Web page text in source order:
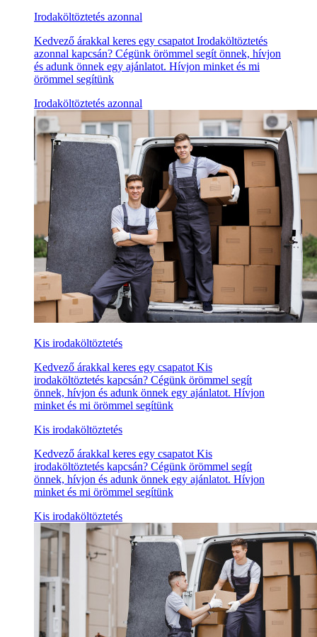
Irodaköltöztetés azonnal
Kedvező árakkal keres egy csapatot Irodaköltöztetés
azonnal kapcsán? Cégünk örömmel segít önnek, hívjon
és adunk önnek egy ajánlatot. Hívjon minket és mi
örömmel segítünk
Irodaköltöztetés azonnal
Kis irodaköltöztetés
Kedvező árakkal keres egy csapatot Kis
irodaköltöztetés kapcsán? Cégünk örömmel segít
önnek, hívjon és adunk önnek egy ajánlatot. Hívjon
minket és mi örömmel segítünk
Kis irodaköltöztetés
Kedvező árakkal keres egy csapatot Kis
irodaköltöztetés kapcsán? Cégünk örömmel segít
önnek, hívjon és adunk önnek egy ajánlatot. Hívjon
minket és mi örömmel segítünk
Kis irodaköltöztetés